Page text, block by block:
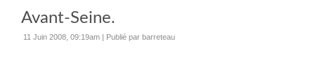
Avant-Seine.
11 Juin 2008, 09:19am | Publié par barreteau